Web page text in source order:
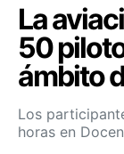
La
50
ámbito
Los
horas en